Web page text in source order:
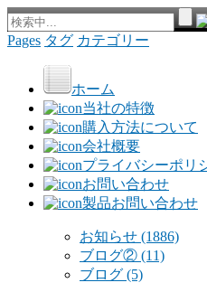
Pages タグ カテゴリー
ホーム
当社の特徴
購入方法について
会社概要
プライバシーポリ
お問い合わせ
製品お問い合わせ
お知らせ (1886)
ブログ② (11)
ブログ (5)